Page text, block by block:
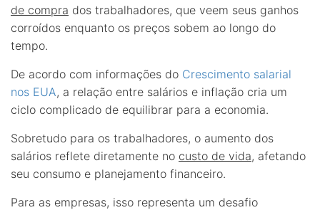
de compra dos trabalhadores, que veem seus ganhos
corroídos enquanto os preços sobem ao longo do
tempo.
De acordo com informações do Crescimento salarial
nos EUA, a relação entre salários e inflação cria um
ciclo complicado de equilibrar para a economia.
Sobretudo para os trabalhadores, o aumento dos
salários reflete diretamente no custo de vida, afetando
seu consumo e planejamento financeiro.
Para as empresas, isso representa um desafio